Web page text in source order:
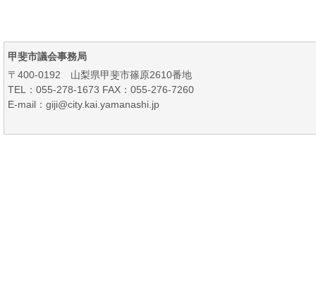
甲斐市議会事務局
〒400-0192 山梨県甲斐市篠原2610番地
TEL：055-278-1673 FAX：055-276-7260
E-mail：giji@city.kai.yamanashi.jp